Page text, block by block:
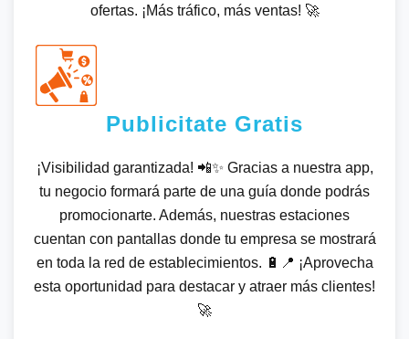
ofertas. ¡Más tráfico, más ventas! 🚀
Publicitate Gratis
¡Visibilidad garantizada! 📲✨ Gracias a nuestra app,
tu negocio formará parte de una guía donde podrás
promocionarte. Además, nuestras estaciones
cuentan con pantallas donde tu empresa se mostrará
en toda la red de establecimientos. 🔋📍 ¡Aprovecha
esta oportunidad para destacar y atraer más clientes!
🚀